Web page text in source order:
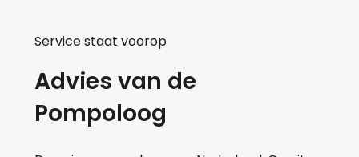
Service staat voorop
Advies van de
Pompoloog